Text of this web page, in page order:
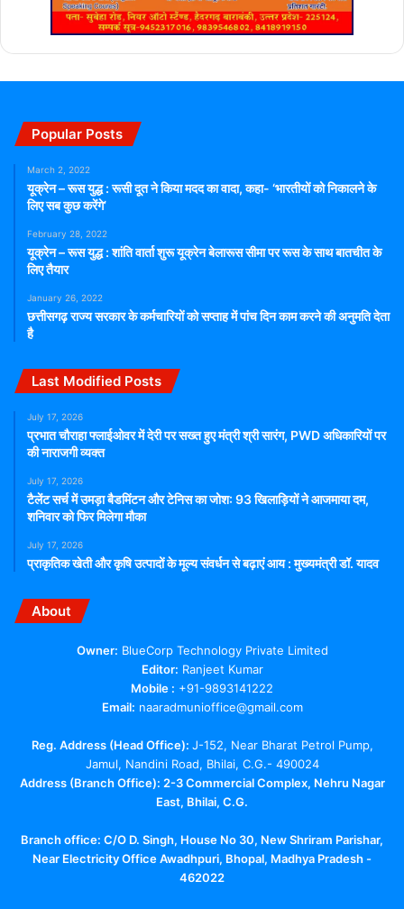
Popular Posts
March 2, 2022
यूक्रेन – रूस युद्ध : रूसी दूत ने किया मदद का वादा, कहा- ‘भारतीयों को निकालने के
लिए सब कुछ करेंगे’
February 28, 2022
यूक्रेन – रूस युद्ध : शांति वार्ता शुरू यूक्रेन बेलारूस सीमा पर रूस के साथ बातचीत के
लिए तैयार
January 26, 2022
छत्तीसगढ़ राज्य सरकार के कर्मचारियों को सप्ताह में पांच दिन काम करने की अनुमति देता
है
Last Modified Posts
July 17, 2026
प्रभात चौराहा फ्लाईओवर में देरी पर सख्त हुए मंत्री श्री सारंग, PWD अधिकारियों पर
की नाराजगी व्यक्त
July 17, 2026
टैलेंट सर्च में उमड़ा बैडमिंटन और टेनिस का जोश: 93 खिलाड़ियों ने आजमाया दम,
शनिवार को फिर मिलेगा मौका
July 17, 2026
प्राकृतिक खेती और कृषि उत्पादों के मूल्य संवर्धन से बढ़ाएं आय : मुख्यमंत्री डॉ. यादव
About
Owner: BlueCorp Technology Private Limited
Editor: Ranjeet Kumar
Mobile : +91-9893141222
Email: naaradmunioffice@gmail.com
Reg. Address (Head Office): J-152, Near Bharat Petrol Pump,
Jamul, Nandini Road, Bhilai, C.G.- 490024
Address (Branch Office): 2-3 Commercial Complex, Nehru Nagar
East, Bhilai, C.G.
Branch office: C/O D. Singh, House No 30, New Shriram Parishar,
Near Electricity Office Awadhpuri, Bhopal, Madhya Pradesh -
462022